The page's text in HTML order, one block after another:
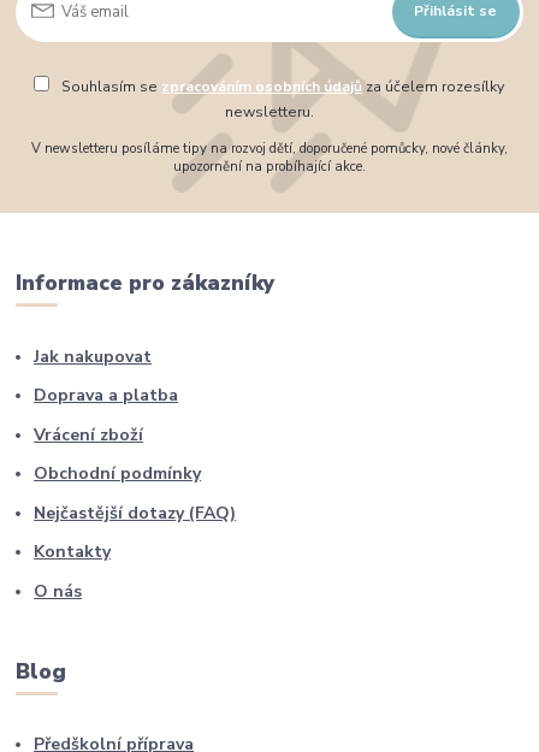
Přihlásit se
Souhlasím se zpracováním osobních údajůza účelem rozesílky
newsletteru.
V newsletteru posíláme tipy na rozvoj dětí, doporučené pomůcky, nové články,
upozornění na probíhající akce.
Informace pro zákazníky
Jak nakupovat
Doprava a platba
Vrácení zboží
Obchodní podmínky
Nejčastější dotazy (FAQ)
Kontakty
O nás
Blog
Předškolní příprava